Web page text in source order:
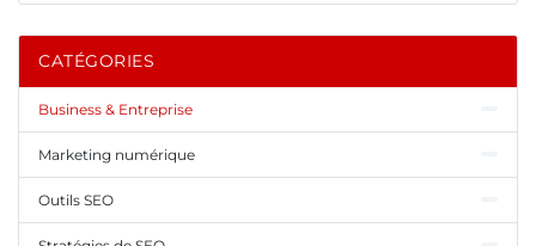
CATÉGORIES
Business & Entreprise
Marketing numérique
Outils SEO